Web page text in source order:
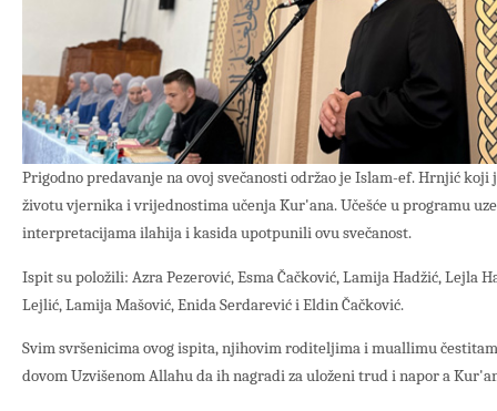
Prigodno predavanje na ovoj svečanosti održao je Islam-ef. Hrnjić koji
životu vjernika i vrijednostima učenja Kur'ana. Učešće u programu
interpretacijama ilahija i kasida upotpunili ovu svečanost.
Ispit su položili: Azra Pezerović, Esma Čačković, Lamija Hadžić, Lejla
Lejlić, Lamija Mašović, Enida Serdarević i Eldin Čačković.
Svim svršenicima ovog ispita, njihovim roditeljima i muallimu
dovom Uzvišenom Allahu da ih nagradi za uloženi trud i napor a